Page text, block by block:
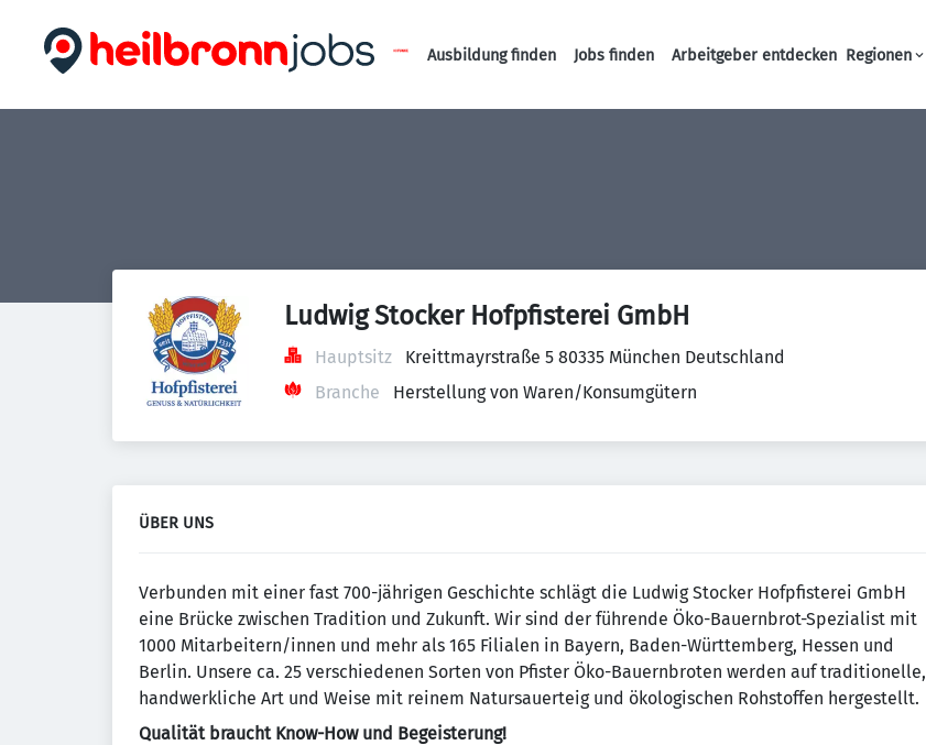
Haupt-Navigation
Ausbildung finden Jobs finden Arbeitgeber entdecken Regionen
Ludwig Stocker Hofpfisterei GmbH
Hauptsitz
Kreittmayrstraße 5 80335 München Deutschland
Branche
Herstellung von Waren/Konsumgütern
ÜBER UNS
Verbunden mit einer fast 700-jährigen Geschichte schlägt die Ludwig Stocker Hofpfisterei GmbH
eine Brücke zwischen Tradition und Zukunft. Wir sind der führende Öko-Bauernbrot-Spezialist mit
1000 Mitarbeitern/innen und mehr als 165 Filialen in Bayern, Baden-Württemberg, Hessen und
Berlin. Unsere ca. 25 verschiedenen Sorten von Pfister Öko-Bauernbroten werden auf traditionelle,
handwerkliche Art und Weise mit reinem Natursauerteig und ökologischen Rohstoffen hergestellt.
Qualität braucht Know-How und Begeisterung!